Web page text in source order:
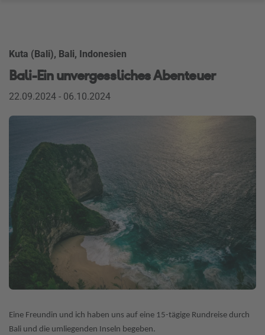
Kuta (Bali), Bali, Indonesien
Bali-Ein unvergessliches Abenteuer
22.09.2024 - 06.10.2024
Eine Freundin und ich haben uns auf eine 15-tägige Rundreise durch
Bali und die umliegenden Inseln begeben.